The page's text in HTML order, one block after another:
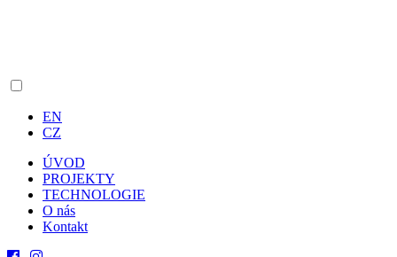
EN
CZ
ÚVOD
PROJEKTY
TECHNOLOGIE
O nás
Kontakt